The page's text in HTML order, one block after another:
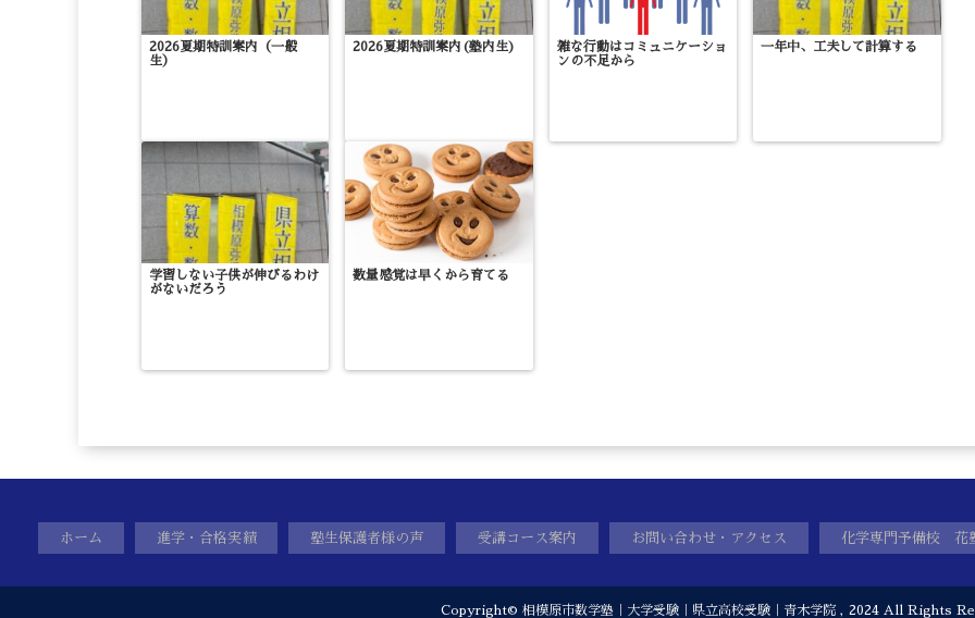
2026夏期特訓案内（一般
生）
2026夏期特訓案内(塾内生)
雑な行動はコミュニケーショ
ンの不足から
一年中、工夫して計算する
学習しない子供が伸びるわけ
がないだろう
数量感覚は早くから育てる
ホーム 進学・合格実績 塾生保護者様の声 受講コース案内 お問い合わせ・アクセス 化学専門予備校 花
Copyright© 相模原市数学塾｜大学受験｜県立高校受験｜青木学院, 2024 All Rights